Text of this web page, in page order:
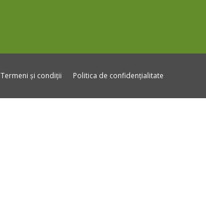
Termeni și condiții Politica de confidențialitate